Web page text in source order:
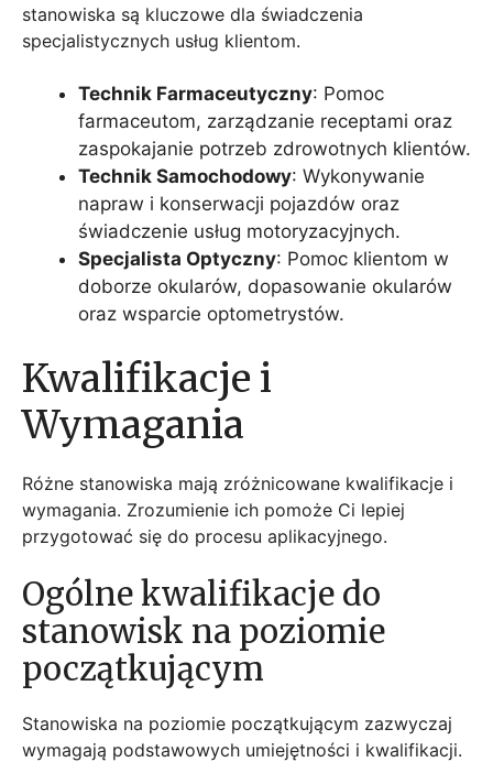
stanowiska są kluczowe dla świadczenia
specjalistycznych usług klientom.
Technik Farmaceutyczny: Pomoc
farmaceutom, zarządzanie receptami oraz
zaspokajanie potrzeb zdrowotnych klientów.
Technik Samochodowy: Wykonywanie
napraw i konserwacji pojazdów oraz
świadczenie usług motoryzacyjnych.
Specjalista Optyczny: Pomoc klientom w
doborze okularów, dopasowanie okularów
oraz wsparcie optometrystów.
Kwalifikacje i
Wymagania
Różne stanowiska mają zróżnicowane kwalifikacje i
wymagania. Zrozumienie ich pomoże Ci lepiej
przygotować się do procesu aplikacyjnego.
Ogólne kwalifikacje do
stanowisk na poziomie
początkującym
Stanowiska na poziomie początkującym zazwyczaj
wymagają podstawowych umiejętności i kwalifikacji.